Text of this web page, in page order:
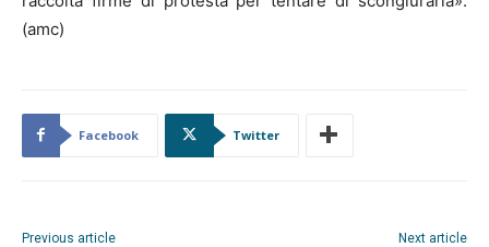
(amc)
Facebook Twitter
Previous article Next article